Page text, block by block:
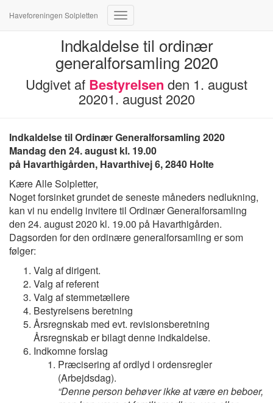
Haveforeningen Solpletten
Skift
navigation
Indkaldelse til ordinær
generalforsamling 2020
Udgivet af Bestyrelsen den 1. august
20201. august 2020
Indkaldelse til Ordinær Generalforsamling 2020
Mandag den 24. august kl. 19.00
på Havarthigården, Havarthivej 6, 2840 Holte
Kære Alle Solpletter,
Noget forsinket grundet de seneste måneders nedlukning,
kan vi nu endelig invitere til Ordinær Generalforsamling
den 24. august 2020 kl. 19.00 på Havarthigården.
Dagsorden for den ordinære generalforsamling er som
følger:
Valg af dirigent.
Valg af referent
Valg af stemmetællere
Bestyrelsens beretning
Årsregnskab med evt. revisionsberetning
Årsregnskab er bilagt denne indkaldelse.
Indkomne forslag
Præcisering af ordlyd i ordensregler
(Arbejdsdag).
“Denne person behøver ikke at være en beboer,